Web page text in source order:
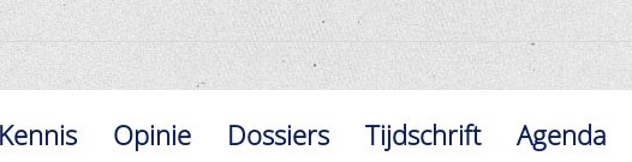
Kennis Opinie Dossiers Tijdschrift Agenda